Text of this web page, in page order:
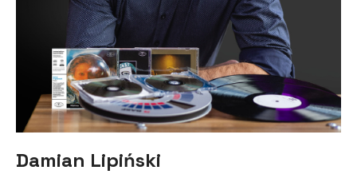
Damian Lipiński